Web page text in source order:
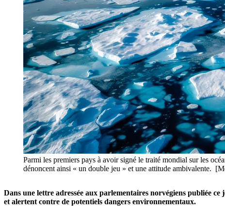
Parmi les premiers pays à avoir signé le traité mondial sur les
dénoncent ainsi « un double jeu » et une attitude ambivalente.
Dans une lettre adressée aux parlementaires norvégiens publiée
et alertent contre de potentiels dangers environnementaux.